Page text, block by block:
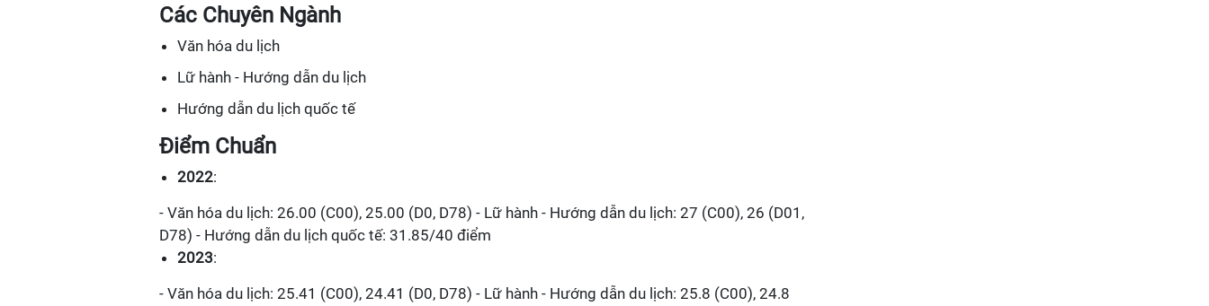
Các Chuyên Ngành
Văn hóa du lịch
Lữ hành - Hướng dẫn du lịch
Hướng dẫn du lịch quốc tế
Điểm Chuẩn
2022:
- Văn hóa du lịch: 26.00 (C00), 25.00 (D0, D78) - Lữ hành - Hướng dẫn du lịch: 27 (C00), 26 (D01,
D78) - Hướng dẫn du lịch quốc tế: 31.85/40 điểm
2023:
- Văn hóa du lịch: 25.41 (C00), 24.41 (D0, D78) - Lữ hành - Hướng dẫn du lịch: 25.8 (C00), 24.8